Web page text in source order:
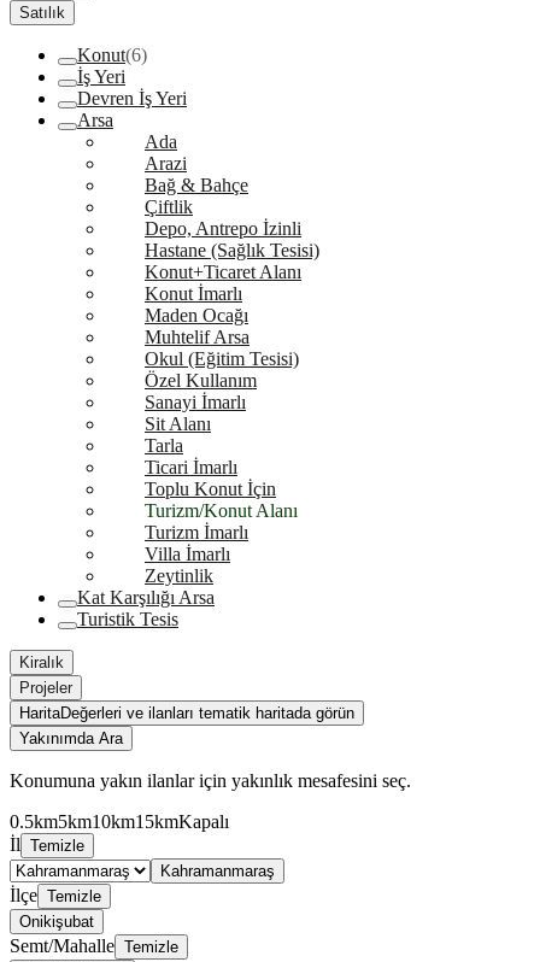
Satılık
Konut(6)
İş Yeri
Devren İş Yeri
Arsa
Ada
Arazi
Bağ & Bahçe
Çiftlik
Depo, Antrepo İzinli
Hastane (Sağlık Tesisi)
Konut+Ticaret Alanı
Konut İmarlı
Maden Ocağı
Muhtelif Arsa
Okul (Eğitim Tesisi)
Özel Kullanım
Sanayi İmarlı
Sit Alanı
Tarla
Ticari İmarlı
Toplu Konut İçin
Turizm/Konut Alanı
Turizm İmarlı
Villa İmarlı
Zeytinlik
Kat Karşılığı Arsa
Turistik Tesis
Kiralık
Projeler
HaritaDeğerleri ve ilanları tematik haritada görün
Yakınımda Ara
Konumuna yakın ilanlar için yakınlık mesafesini seç.
0.5km5km10km15kmKapalı
İl Temizle
Kahramanmaraş
İlçe Temizle
Onikişubat
Semt/Mahalle Temizle